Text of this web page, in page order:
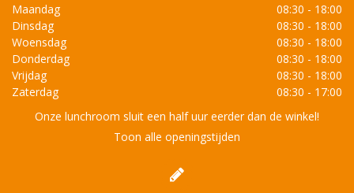
Maandag
08:30 - 18:00
Dinsdag
08:30 - 18:00
Woensdag
08:30 - 18:00
Donderdag
08:30 - 18:00
Vrijdag
08:30 - 18:00
Zaterdag
08:30 - 17:00
Onze lunchroom sluit een half uur eerder dan de winkel!
Toon alle openingstijden